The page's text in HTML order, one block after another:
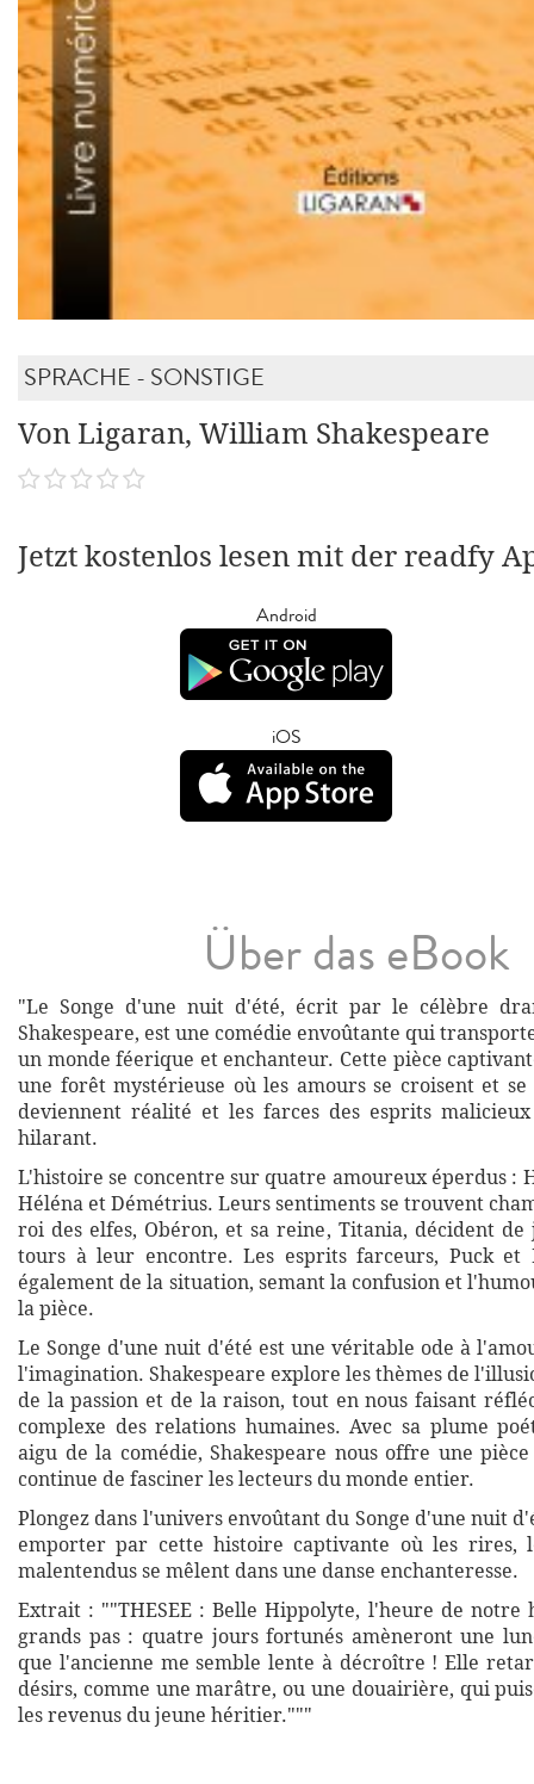
SPRACHE - SONSTIGE
Von Ligaran, William Shakespeare
Jetzt kostenlos lesen mit der readfy
Android
iOS
Über das eBook
"Le Songe d'une nuit d'été, écrit par le célèbre
Shakespeare, est une comédie envoûtante qui
un monde féerique et enchanteur. Cette pièce
une forêt mystérieuse où les amours se croisent et se
deviennent réalité et les farces des esprits
hilarant.
L'histoire se concentre sur quatre amoureux éperdus :
Héléna et Démétrius. Leurs sentiments se trouvent
roi des elfes, Obéron, et sa reine, Titania, décident de
tours à leur encontre. Les esprits farceurs, Puck et
également de la situation, semant la confusion et
la pièce.
Le Songe d'une nuit d'été est une véritable ode à
l'imagination. Shakespeare explore les thèmes de
de la passion et de la raison, tout en nous faisant
complexe des relations humaines. Avec sa plume
aigu de la comédie, Shakespeare nous offre une
continue de fasciner les lecteurs du monde entier.
Plongez dans l'univers envoûtant du Songe d'une nuit
emporter par cette histoire captivante où les rires,
malentendus se mêlent dans une danse enchanteresse.
Extrait : ""THESEE : Belle Hippolyte, l'heure de notre
grands pas : quatre jours fortunés amèneront une
que l'ancienne me semble lente à décroître ! Elle
désirs, comme une marâtre, ou une douairière, qui
les revenus du jeune héritier."""